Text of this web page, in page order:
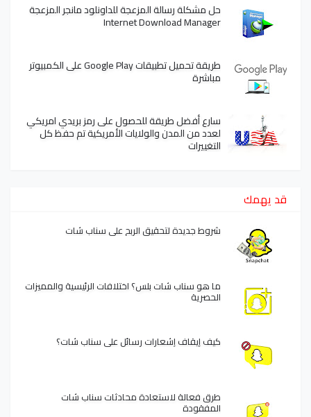
حل مشكلة رسالة المزعجة للداونلود مانجر المزعجة
Internet Download Manager
طريقة تحميل تطبيقات Google Play على الكمبيوتر
مباشرة
سارع أفضل طريقة للحصول على رمز بريدي امريكي
لعدد من المدن والولايات الأمريكية تم حفظ كل
التغييرات
قد يهمك
شروط جديدة لتحقيق الربح على سناب شات
ما هو سناب شات بلس؟ اختلافات الرئيسية والمميزات
الحصرية
كيف إيقاف إشعارات رسائل على سناب شات؟
طرق فعالة لاستعادة محادثات سناب شات
المفقودة